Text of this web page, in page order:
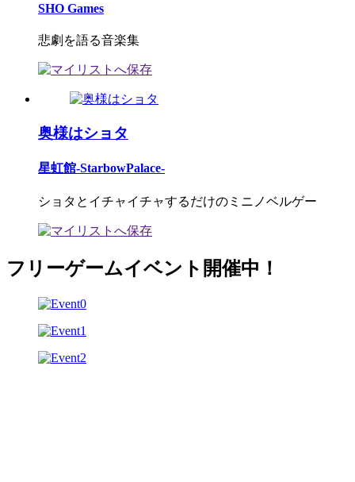
SHO Games
悲劇を語る音楽集
奥様はショタ
星虹館-StarbowPalace-
ショタとイチャイチャするだけのミニノベルゲー
フリーゲームイベント開催中！